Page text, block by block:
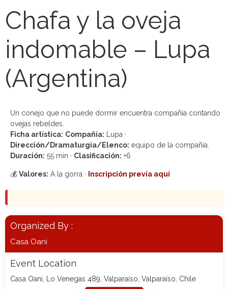
Chafa y la oveja
indomable – Lupa
(Argentina)
Un conejo que no puede dormir encuentra compañía contando
ovejas rebeldes.
Ficha artística: Compañía: Lupa ·
Dirección/Dramaturgia/Elenco: equipo de la compañía.
Duración: 55 min · Clasificación: +6
💰 Valores: A la gorra · Inscripción previa aquí
Organized By :
Casa Oani
Event Location
Casa Oani, Lo Venegas 489, Valparaíso, Valparaíso, Chile